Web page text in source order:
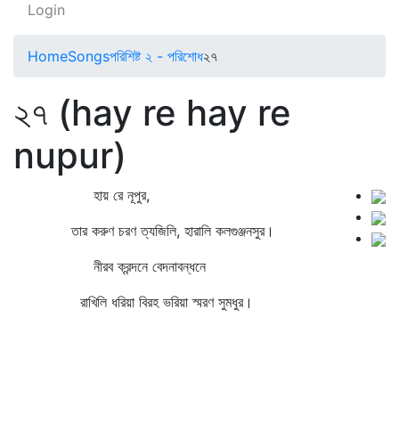
Login
HomeSongsপরিশিষ্ট ২ - পরিশোধ২৭
২৭ (hay re hay re
nupur)
হায় রে নূপুর,
তার করুণ চরণ ত্যজিলি, হারালি কলগুঞ্জনসুর।
নীরব ক্রন্দনে বেদনাবন্ধনে
রাখিলি ধরিয়া বিরহ ভরিয়া স্মরণ সুমধুর।